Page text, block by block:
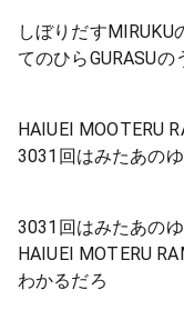
しぼりだすMIRUKU
てのひらGURASUの
HAIUEI MOOTERU
3031回はみたあの
3031回はみたあの
HAIUEI MOTERU
わかるだろ